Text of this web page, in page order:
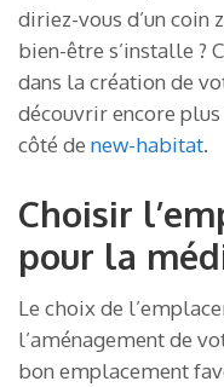
diriez-vous d’un coin
bien-être s’installe ?
dans la création de
découvrir encore plus
côté de new-habitat.
Choisir
pour la
Le choix de
l’aménagement de
bon emplacement